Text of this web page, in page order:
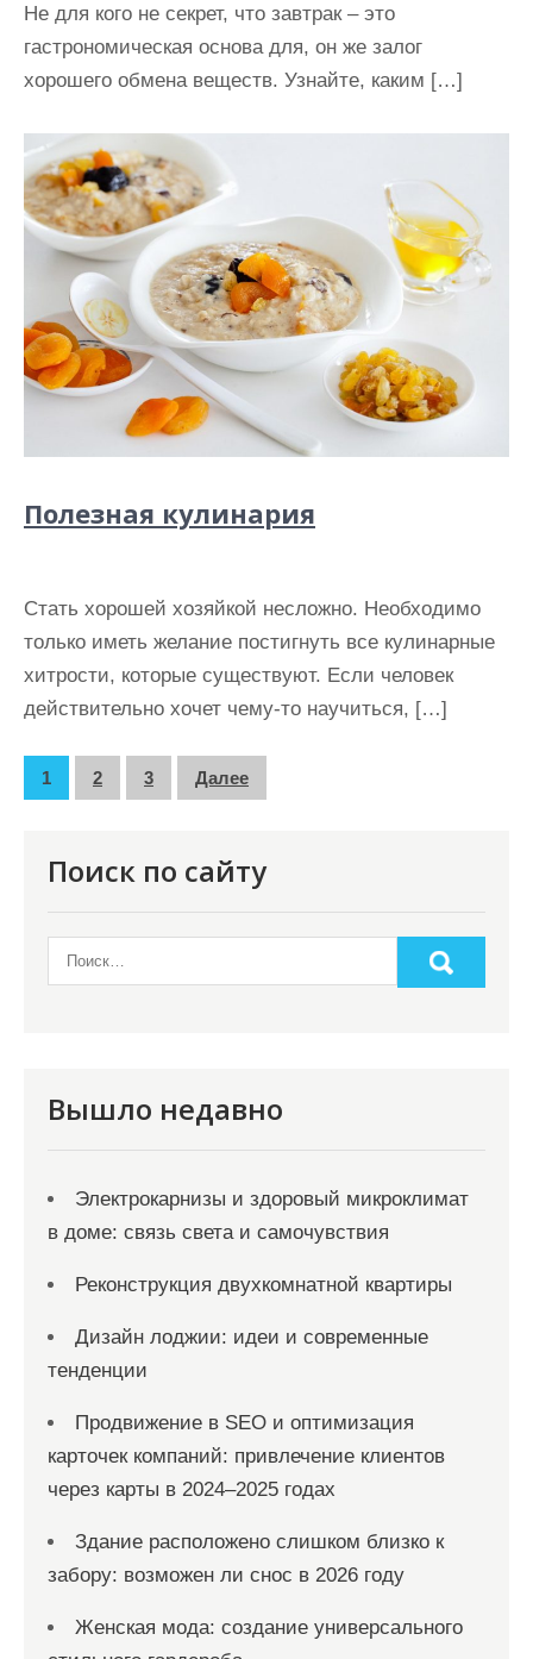
Не для кого не секрет, что завтрак – это
гастрономическая основа для, он же залог
хорошего обмена веществ. Узнайте, каким […]
Полезная кулинария
Стать хорошей хозяйкой несложно. Необходимо
только иметь желание постигнуть все кулинарные
хитрости, которые существуют. Если человек
действительно хочет чему-то научиться, […]
П
1 2 3 Далее
Поиск по сайту
Вышло недавно
Электрокарнизы и здоровый микроклимат
в доме: связь света и самочувствия
Реконструкция двухкомнатной квартиры
Дизайн лоджии: идеи и современные
тенденции
Продвижение в SEO и оптимизация
карточек компаний: привлечение клиентов
через карты в 2024–2025 годах
Здание расположено слишком близко к
забору: возможен ли снос в 2026 году
Женская мода: создание универсального